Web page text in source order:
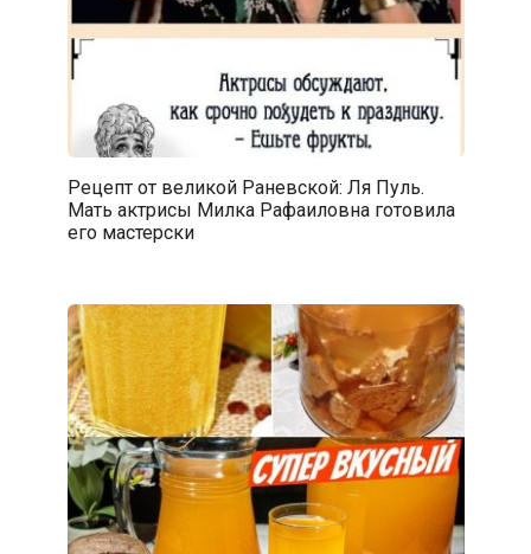
Рецепт от великой Раневской: Ля Пуль.
Мать актрисы Милка Рафаиловна готовила
его мастерски